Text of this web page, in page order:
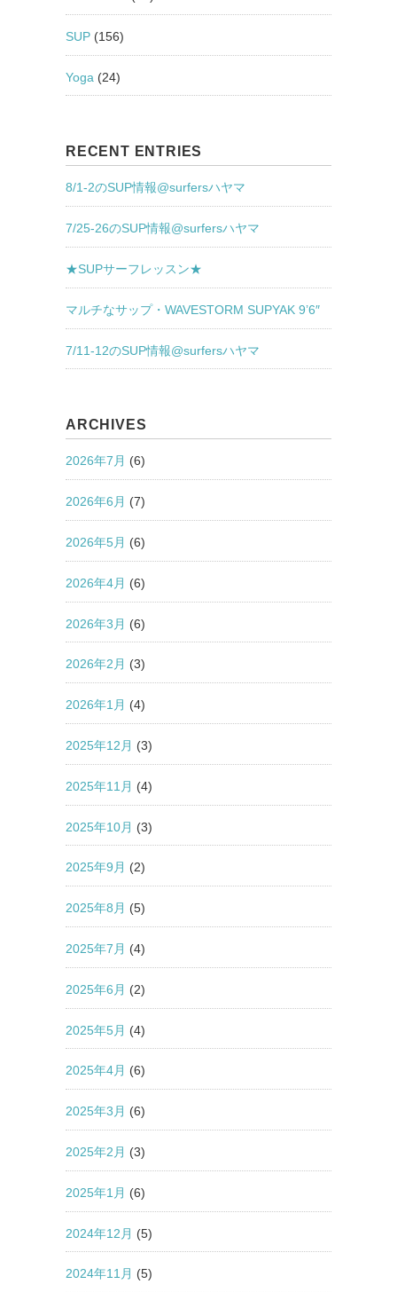
SUP (156)
Yoga (24)
RECENT ENTRIES
8/1-2のSUP情報@surfersハヤマ
7/25-26のSUP情報@surfersハヤマ
★SUPサーフレッスン★
マルチなサップ・WAVESTORM SUPYAK 9’6″
7/11-12のSUP情報@surfersハヤマ
ARCHIVES
2026年7月 (6)
2026年6月 (7)
2026年5月 (6)
2026年4月 (6)
2026年3月 (6)
2026年2月 (3)
2026年1月 (4)
2025年12月 (3)
2025年11月 (4)
2025年10月 (3)
2025年9月 (2)
2025年8月 (5)
2025年7月 (4)
2025年6月 (2)
2025年5月 (4)
2025年4月 (6)
2025年3月 (6)
2025年2月 (3)
2025年1月 (6)
2024年12月 (5)
2024年11月 (5)